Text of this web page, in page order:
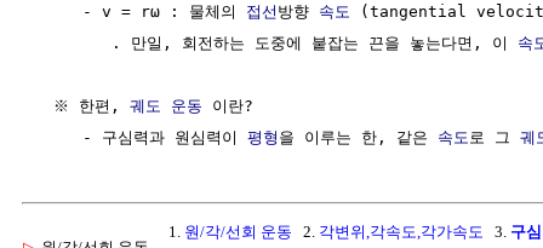
     - v = rω : 물체의
접선 방향 속도
(tangential
        . 만일, 회전하는 도중에 붙잡는 끈을 놓는다면, 이
속
  ※ 한편,
궤도 운동 이란?
     - 구심력과 원심력이
평형 을 이루는 한, 같은 속도 로 그 궤
1. 원/각/선회 운동 2. 각변위,각속도,각가속도 3. 구